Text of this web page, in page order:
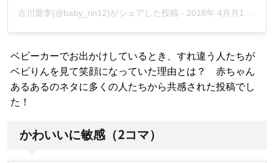
古川愛李(@baby_rin12)がシェアした投稿 - 2018年 4月月13日午前3時08分PDT
ベビーカーでお出かけしているとき、すれ違う人たちが
ベビりんを見て笑顔になっていた理由とは？ 赤ちゃん
あるあるのネタに多くの人たちから共感された投稿でし
た！
かわいいに敏感（2コマ）